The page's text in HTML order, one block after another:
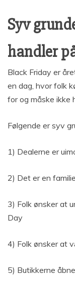
Syv
handler
Black Friday er
en dag, hvor folk
for og måske ikke
Følgende er syv
1) Dealerne er
2) Det er en
3) Folk ønsker at
Day
4) Folk ønsker at
5) Butikkerne